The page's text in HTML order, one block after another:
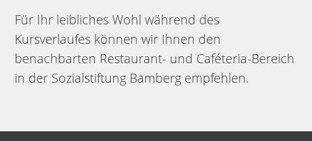
Für Ihr leibliches Wohl während des
Kursverlaufes können wir Ihnen den
benachbarten Restaurant- und Caféteria-Bereich
in der Sozialstiftung Bamberg empfehlen.